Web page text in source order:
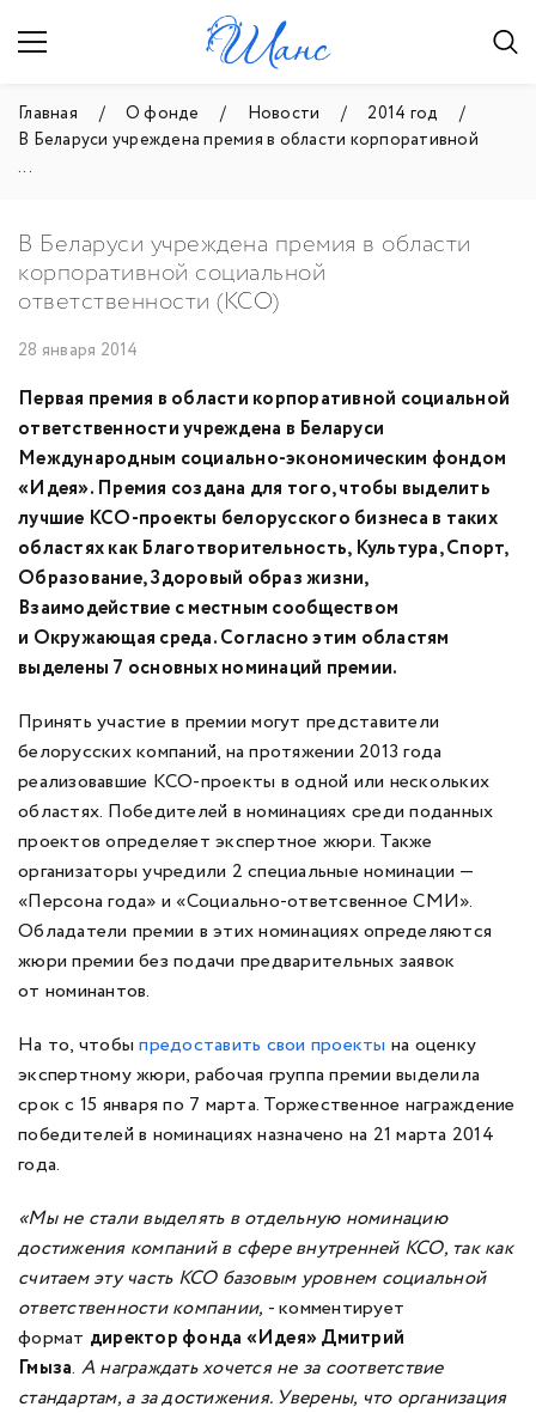
Главная О фонде Новости
2014 год
В Беларуси учреждена премия в области корпоративной
...
В Беларуси учреждена премия в области
корпоративной социальной
ответственности (КСО)
28 января 2014
Первая премия в области корпоративной социальной
ответственности учреждена в Беларуси
Международным социально-экономическим фондом
«Идея». Премия создана для того, чтобы выделить
лучшие КСО-проекты белорусского бизнеса в таких
областях как Благотворительность, Культура, Спорт,
Образование, Здоровый образ жизни,
Взаимодействие с местным сообществом
и Окружающая среда. Согласно этим областям
выделены 7 основных номинаций премии.
Принять участие в премии могут представители
белорусских компаний, на протяжении 2013 года
реализовавшие КСО-проекты в одной или нескольких
областях. Победителей в номинациях среди поданных
проектов определяет экспертное жюри. Также
организаторы учредили 2 специальные номинации —
«Персона года» и «Социально-ответсвенное СМИ».
Обладатели премии в этих номинациях определяются
жюри премии без подачи предварительных заявок
от номинантов.
На то, чтобыпредоставить свои проекты на оценку
экспертному жюри, рабочая группа премии выделила
срок с 15 января по 7 марта. Торжественное награждение
победителей в номинациях назначено на 21 марта 2014
года.
«Мы не стали выделять в отдельную номинацию
достижения компаний в сфере внутренней КСО, так как
считаем эту часть КСО базовым уровнем социальной
ответственности компании, - комментирует
формат директор фонда «Идея» Дмитрий
Гмыза. А награждать хочется не за соответствие
стандартам, а за достижения. Уверены, что организация